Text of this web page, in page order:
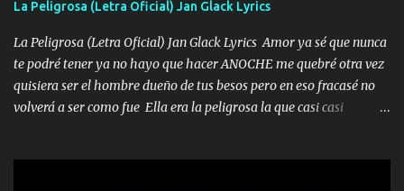
echarle chingazos Y seguir trabajando porque nada es...
La Peligrosa (Letra Oficial) Jan Glack Lyrics
La Peligrosa (Letra Oficial) Jan Glack Lyrics Amor ya sé que nunca
te podré tener ya no hayo que hacer ANOCHE me quebré otra vez
quisiera ser el hombre dueño de tus besos pero en eso fracasé no
volverá a ser como fue Ella era la peligrosa la que casi casi